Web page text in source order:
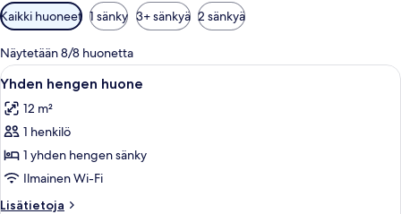
Huoneille
saatavilla
olevia
suodattimia
Kaikki huoneet 1 sänky 3+ sänkyä 2 sänkyä
Näytetään 8/8 huonetta
Avaa
kaikki
huonetyypin
Yhden
hengen
huone
kuvat
Ikkuna, jossa on verhot, kaksi
6
Yhden hengen huone
12 m²
1 henkilö
1 yhden hengen sänky
Ilmainen Wi-Fi
Lisätietoja
Lisätietoja